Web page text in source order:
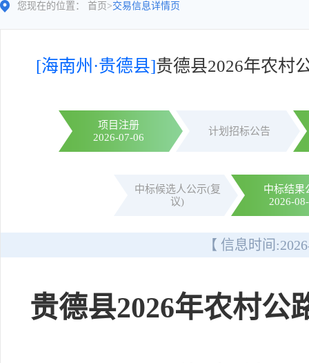
您现在的位置： 首页 >交易信息详情页
[海南州·贵德县]贵德县2026年农村
项目注册
2026-07-06
计划招标公告
中标候选人公示(复
议)
中标结果
2026-
【 信息时间:
贵德县2026年农村公